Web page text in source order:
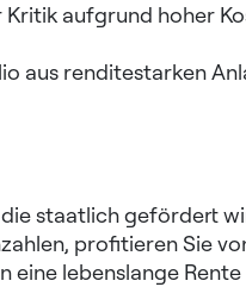
aufgrund hoher
aus renditestarken
staatlich gefördert
profitieren Sie
lebenslange Rente